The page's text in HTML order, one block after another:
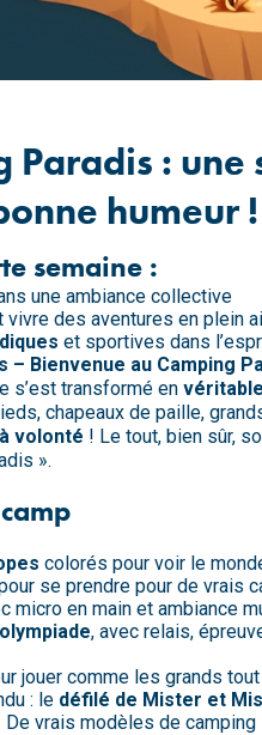
Paradis : une
humeur !
semaine :
une ambiance collective
vivre des aventures en plein
et sportives dans
– Bienvenue au Camping
s’est transformé en
chapeaux de paille,
volonté ! Le tout, bien sûr,
».
colorés pour voir le
se prendre pour de vrais
micro en main et ambiance
olympiade, avec relais,
jouer comme les grands tout
: le défilé de Mister et
vrais modèles de camping